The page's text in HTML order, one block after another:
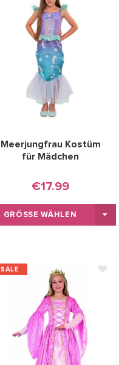
Meerjungfrau Kostüm
für Mädchen
€17.99
GRÖSSE WÄHLEN
SALE